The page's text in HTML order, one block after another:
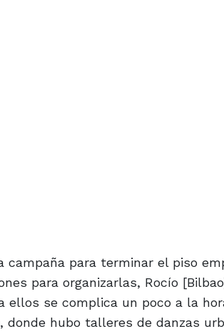
campaña para terminar el piso
para organizarlas, Rocío
ellos se complica un poco a la
donde hubo talleres de danzas